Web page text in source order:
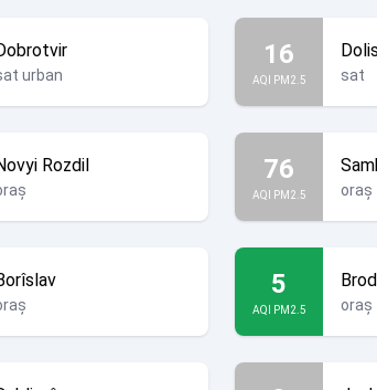
urban
16
AQI PM2.5 sat
Rozdil 76
AQI PM2.5 oraș
5
AQI PM2.5 oraș